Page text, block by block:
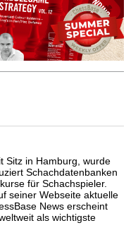
Sitz in Hamburg, wurde
Schachdatenbanken
für Schachspieler.
seiner Webseite aktuelle
News erscheint
als wichtigste